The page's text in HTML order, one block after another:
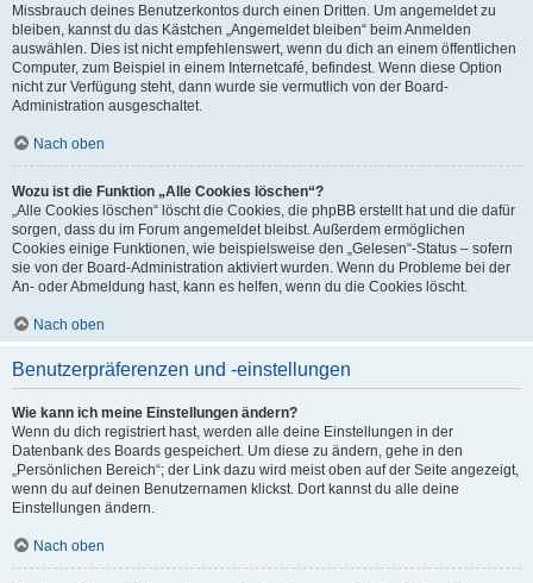
Missbrauch deines Benutzerkontos durch einen Dritten. Um angemeldet zu
bleiben, kannst du das Kästchen „Angemeldet bleiben“ beim Anmelden
auswählen. Dies ist nicht empfehlenswert, wenn du dich an einem öffentlichen
Computer, zum Beispiel in einem Internetcafé, befindest. Wenn diese Option
nicht zur Verfügung steht, dann wurde sie vermutlich von der Board-
Administration ausgeschaltet.
Nach oben
Wozu ist die Funktion „Alle Cookies löschen“?
„Alle Cookies löschen“ löscht die Cookies, die phpBB erstellt hat und die dafür
sorgen, dass du im Forum angemeldet bleibst. Außerdem ermöglichen
Cookies einige Funktionen, wie beispielsweise den „Gelesen“-Status – sofern
sie von der Board-Administration aktiviert wurden. Wenn du Probleme bei der
An- oder Abmeldung hast, kann es helfen, wenn du die Cookies löscht.
Nach oben
Benutzerpräferenzen und -einstellungen
Wie kann ich meine Einstellungen ändern?
Wenn du dich registriert hast, werden alle deine Einstellungen in der
Datenbank des Boards gespeichert. Um diese zu ändern, gehe in den
„Persönlichen Bereich“; der Link dazu wird meist oben auf der Seite angezeigt,
wenn du auf deinen Benutzernamen klickst. Dort kannst du alle deine
Einstellungen ändern.
Nach oben